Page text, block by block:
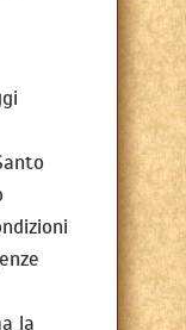
la